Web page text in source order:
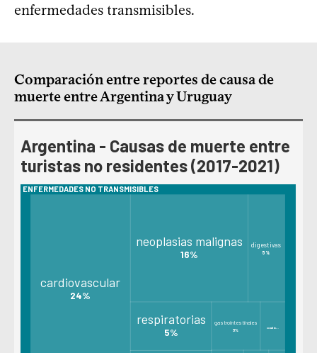
enfermedades transmisibles.
Comparación entre reportes de causa de
muerte entre Argentina y Uruguay